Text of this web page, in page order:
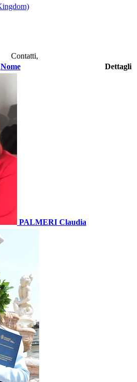
Contatti,
Nome
Dettagli
PALMERI Claudia